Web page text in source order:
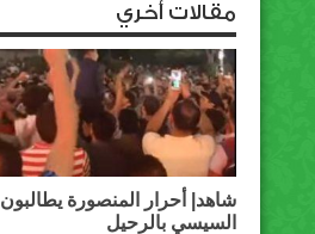
مقالات أخري
شاهد| أحرار المنصورة يطالبون
السيسي بالرحيل